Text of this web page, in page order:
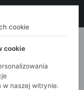
cookie
cookie
w naszej witrynie.